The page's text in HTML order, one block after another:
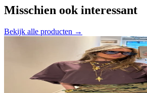
Misschien ook interessant
Bekijk alle producten →